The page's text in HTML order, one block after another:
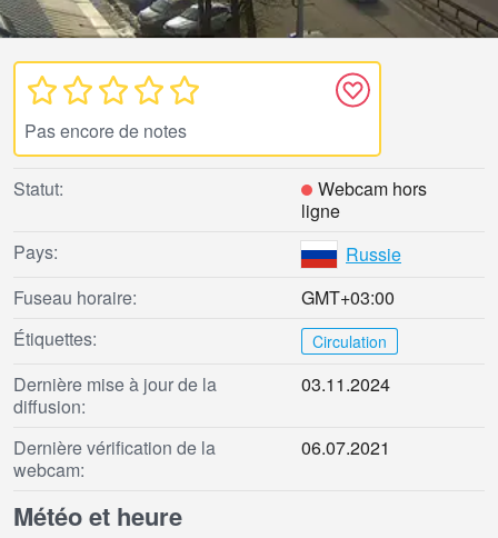
Pas encore de notes
Statut:
Webcam hors
ligne
Pays:
Russie
Fuseau horaire:
GMT+03:00
Étiquettes:
Circulation
Dernière mise à jour de la
diffusion:
03.11.2024
Dernière vérification de la
webcam:
06.07.2021
Météo et heure